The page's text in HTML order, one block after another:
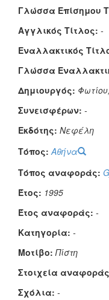
Γλώσσα Επίσημου
Αγγλικός Τίτλος: -
Εναλλακτικός
Γλώσσα
Δημιουργός:
Συνεισφέρων: -
Εκδότης: Νεφέλη
Τόπος: Αθήνα
Τόπος αναφοράς:
Έτος: 1995
Έτος αναφοράς: -
Κατηγορία: -
Μοτίβο: Πίστη
Στοιχεία
Σχόλια: -